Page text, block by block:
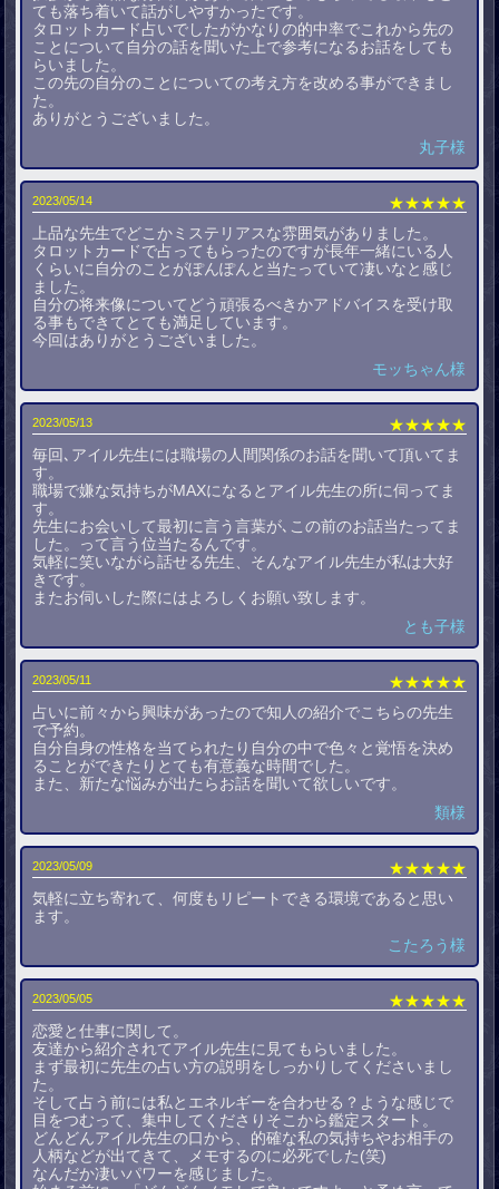
ても落ち着いて話がしやすかったです。
タロットカード占いでしたがかなりの的中率でこれから先の
ことについて自分の話を聞いた上で参考になるお話をしても
らいました。
この先の自分のことについての考え方を改める事ができまし
た。
ありがとうございました。
丸子様
2023/05/14
★★★★★
上品な先生でどこかミステリアスな雰囲気がありました。
タロットカードで占ってもらったのですが長年一緒にいる人
くらいに自分のことがぽんぽんと当たっていて凄いなと感じ
ました。
自分の将来像についてどう頑張るべきかアドバイスを受け取
る事もできてとても満足しています。
今回はありがとうございました。
モッちゃん様
2023/05/13
★★★★★
毎回､アイル先生には職場の人間関係のお話を聞いて頂いてま
す。
職場で嫌な気持ちがMAXになるとアイル先生の所に伺ってま
す。
先生にお会いして最初に言う言葉が､この前のお話当たってま
した。って言う位当たるんです。
気軽に笑いながら話せる先生、そんなアイル先生が私は大好
きです。
またお伺いした際にはよろしくお願い致します。
とも子様
2023/05/11
★★★★★
占いに前々から興味があったので知人の紹介でこちらの先生
で予約。
自分自身の性格を当てられたり自分の中で色々と覚悟を決め
ることができたりとても有意義な時間でした。
また、新たな悩みが出たらお話を聞いて欲しいです。
類様
2023/05/09
★★★★★
気軽に立ち寄れて、何度もリピートできる環境であると思い
ます。
こたろう様
2023/05/05
★★★★★
恋愛と仕事に関して。
友達から紹介されてアイル先生に見てもらいました。
まず最初に先生の占い方の説明をしっかりしてくださいまし
た。
そして占う前には私とエネルギーを合わせる？ような感じで
目をつむって、集中してくださりそこから鑑定スタート。
どんどんアイル先生の口から、的確な私の気持ちやお相手の
人柄などが出てきて、メモするのに必死でした(笑)
なんだか凄いパワーを感じました。